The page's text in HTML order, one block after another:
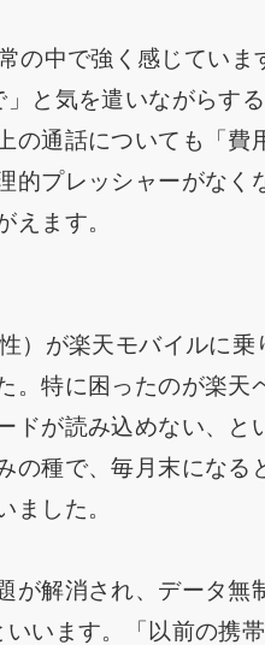
の中で強く感じていま
と気を遣いながらす
の通話についても「費
的プレッシャーがなく
えます。
）が楽天モバイルに
。特に困ったのが楽天
ドが読み込めない、と
の種で、毎月末になる
ました。
が解消され、データ無
います。「以前の携